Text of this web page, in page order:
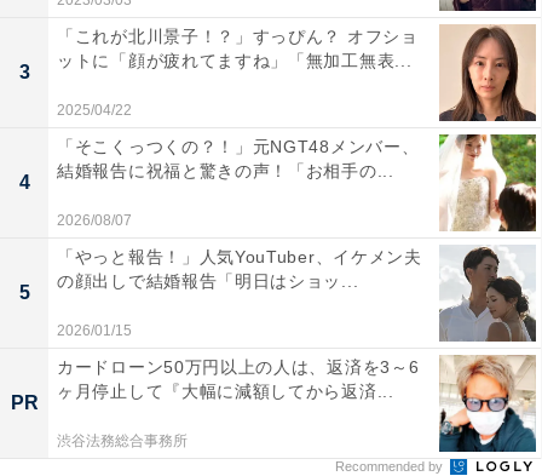
3
「これが北川景子！？」すっぴん？ オフショ
ットに「顔が疲れてますね」「無加工無表...
2025/04/22
4
「そこくっつくの？！」元NGT48メンバー、
結婚報告に祝福と驚きの声！「お相手の...
2026/08/07
5
「やっと報告！」人気YouTuber、イケメン夫
の顔出しで結婚報告「明日はショッ...
2026/01/15
PR
カードローン50万円以上の人は、返済を3～6
ヶ月停止して『大幅に減額してから返済...
渋谷法務総合事務所
Recommended by